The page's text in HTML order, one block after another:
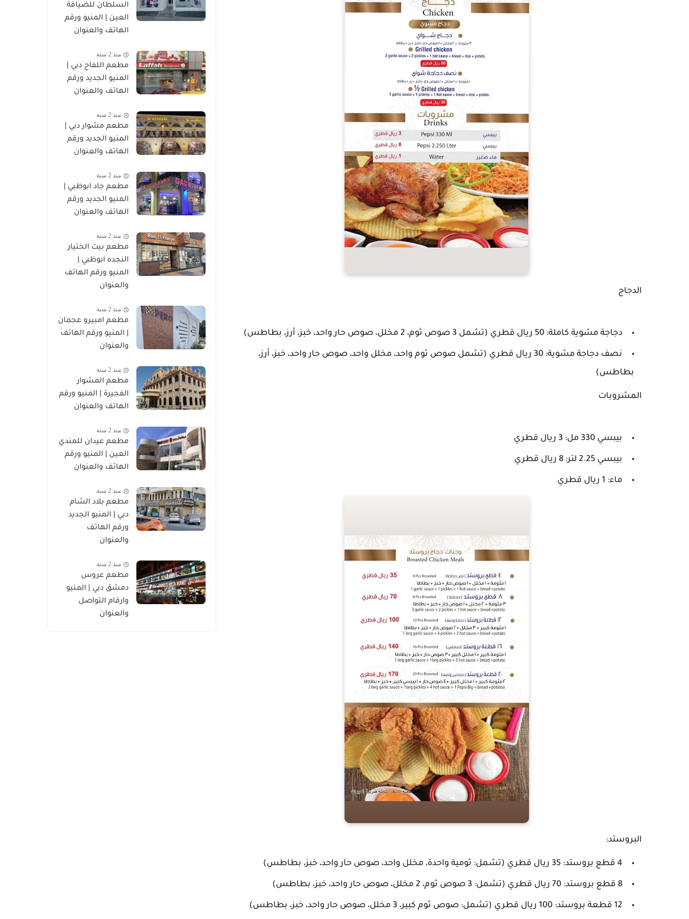
الدجاج
دجاجة مشوية كاملة: 50 ريال قطري (تشمل 3 صوص ثوم، 2 مخلل، صوص حار واحد، خبز، أرز، بطاطس)
نصف دجاجة مشوية: 30 ريال قطري (تشمل صوص ثوم واحد، مخلل واحد، صوص حار واحد، خبز، أرز،
بطاطس)
المشروبات
بيبسي 330 مل: 3 ريال قطري
بيبسي 2.25 لتر: 8 ريال قطري
ماء: 1 ريال قطري
البروستد:
4 قطع بروستد: 35 ريال قطري (تشمل: ثومية واحدة، مخلل واحد، صوص حار واحد، خبز، بطاطس)
8 قطع بروستد: 70 ريال قطري (تشمل: 3 صوص ثوم، 2 مخلل، صوص حار واحد، خبز، بطاطس)
12 قطعة بروستد: 100 ريال قطري (تشمل: صوص ثوم كبير، 3 مخلل، صوص حار واحد، خبز، بطاطس)
السلطان للضيافة
العين | المنيو ورقم
الهاتف والعنوان
منذ 2 سنة
مطعم اللفاح دبي |
المنيو الجديد ورقم
الهاتف والعنوان
منذ 2 سنة
مطعم مشوار دبي |
المنيو الجديد ورقم
الهاتف والعنوان
منذ 2 سنة
مطعم جاد ابوظبي |
المنيو الجديد ورقم
الهاتف والعنوان
منذ 2 سنة
مطعم بيت الختيار
النجده ابوظبي |
المنيو ورقم الهاتف
والعنوان
منذ 2 سنة
مطعم امبيرو عجمان
| المنيو ورقم الهاتف
والعنوان
منذ 2 سنة
مطعم المشوار
الفجيرة | المنيو ورقم
الهاتف والعنوان
منذ 2 سنة
مطعم عيدان للمندي
العين | المنيو ورقم
الهاتف والعنوان
منذ 2 سنة
مطعم بلاد الشام
دبي | المنيو الجديد
ورقم الهاتف
والعنوان
منذ 2 سنة
مطعم عروس
دمشق دبي | المنيو
وارقام التواصل
والعنوان